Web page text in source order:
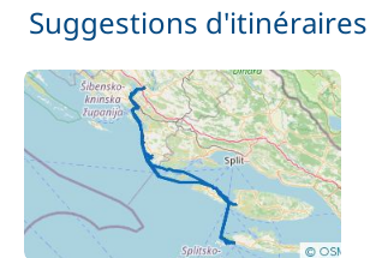
Suggestions d'itinéraires